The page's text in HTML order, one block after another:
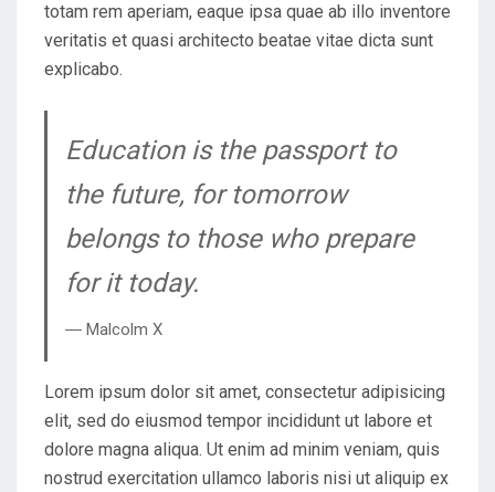
totam rem aperiam, eaque ipsa quae ab illo inventore
veritatis et quasi architecto beatae vitae dicta sunt
explicabo.
Education is the passport to
the future, for tomorrow
belongs to those who prepare
for it today.
― Malcolm X
Lorem ipsum dolor sit amet, consectetur adipisicing
elit, sed do eiusmod tempor incididunt ut labore et
dolore magna aliqua. Ut enim ad minim veniam, quis
nostrud exercitation ullamco laboris nisi ut aliquip ex